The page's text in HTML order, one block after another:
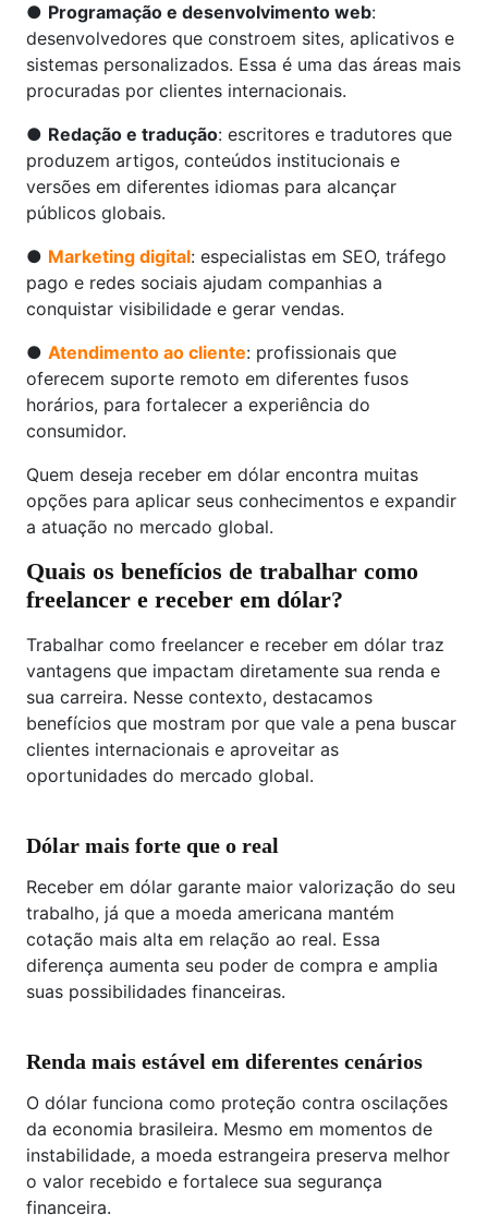
● Programação e desenvolvimento web:
desenvolvedores que constroem sites, aplicativos e
sistemas personalizados. Essa é uma das áreas mais
procuradas por clientes internacionais.
● Redação e tradução: escritores e tradutores que
produzem artigos, conteúdos institucionais e
versões em diferentes idiomas para alcançar
públicos globais.
● Marketing digital: especialistas em SEO, tráfego
pago e redes sociais ajudam companhias a
conquistar visibilidade e gerar vendas.
● Atendimento ao cliente: profissionais que
oferecem suporte remoto em diferentes fusos
horários, para fortalecer a experiência do
consumidor.
Quem deseja receber em dólar encontra muitas
opções para aplicar seus conhecimentos e expandir
a atuação no mercado global.
Quais os benefícios de trabalhar como
freelancer e receber em dólar?
Trabalhar como freelancer e receber em dólar traz
vantagens que impactam diretamente sua renda e
sua carreira. Nesse contexto, destacamos
benefícios que mostram por que vale a pena buscar
clientes internacionais e aproveitar as
oportunidades do mercado global.
Dólar mais forte que o real
Receber em dólar garante maior valorização do seu
trabalho, já que a moeda americana mantém
cotação mais alta em relação ao real. Essa
diferença aumenta seu poder de compra e amplia
suas possibilidades financeiras.
Renda mais estável em diferentes cenários
O dólar funciona como proteção contra oscilações
da economia brasileira. Mesmo em momentos de
instabilidade, a moeda estrangeira preserva melhor
o valor recebido e fortalece sua segurança
financeira.